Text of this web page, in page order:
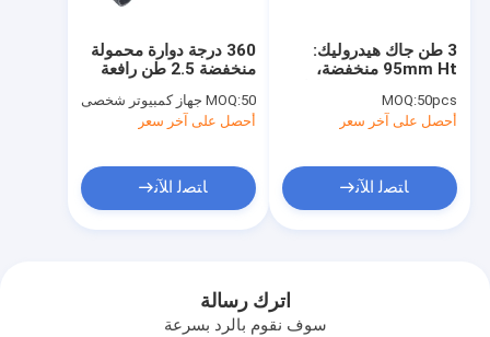
360 درجة دوارة محمولة
منخفضة 2.5 طن رافعة
MOQ:50 جهاز كمبيوتر شخصى
أحصل على آخر سعر
ﺎﺘﺼﻟ ﺍﻶﻧ
3 طن جاك هيدروليك:
95mm Ht منخفضة،
الرياضية الرياضية الثقيلة
/ الشاحنات الخفيفة
MOQ:50pcs
أحصل على آخر سعر
ﺎﺘﺼﻟ ﺍﻶﻧ
اترك رسالة
سوف نقوم بالرد بسرعة